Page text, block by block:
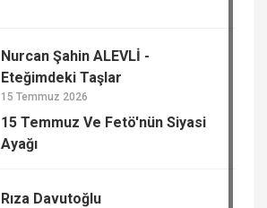
Nurcan Şahin ALEVLİ -
Eteğimdeki Taşlar
15 Temmuz 2026
15 Temmuz Ve Fetö'nün Siyasi
Ayağı
Rıza Davutoğlu